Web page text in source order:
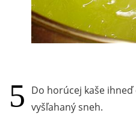
Do horúcej kaše
vyšľahaný sneh.